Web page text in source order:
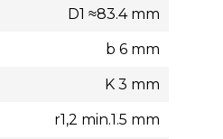
D1 ≈83.4 mm
b 6 mm
K 3 mm
r1,2 min.1.5 mm